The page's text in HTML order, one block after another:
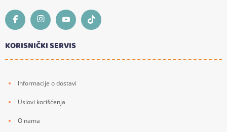
KORISNIČKI SERVIS
Informacije o dostavi
Uslovi korišćenja
O nama